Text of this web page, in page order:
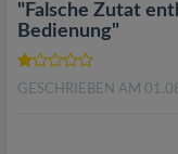
"Falsche Zutat
Bedienung"
GESCHRIEBEN AM
a